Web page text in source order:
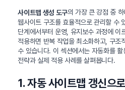
사이트맵 생성 도구의 가장 큰 강점 중 하
웹사이트 구조를 효율적으로 관리할 수
단계에서부터 운영, 유지보수 과정에 이
적용하면 반복 작업을 최소화하고, 구조
수 있습니다. 이 섹션에서는 자동화를
전략과 실제 적용 사례를 살펴봅니다.
1. 자동 사이트맵 갱신으